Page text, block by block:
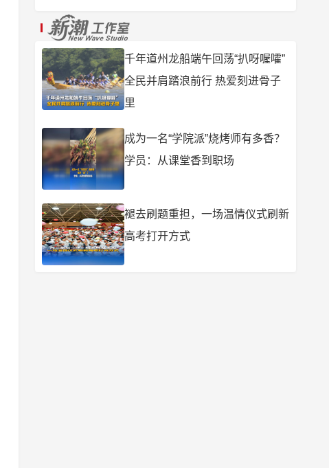
千年道州龙船端午回荡“扒呀喔嚯”
全民并肩踏浪前行 热爱刻进骨子
里
成为一名“学院派”烧烤师有多香？
学员：从课堂香到职场
褪去刷题重担，一场温情仪式刷新
高考打开方式